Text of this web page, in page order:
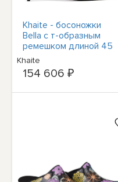
Khaite - босоножки
Bella с т-образным
ремешком длиной 45
мм - черные
Khaite
154 606 ₽